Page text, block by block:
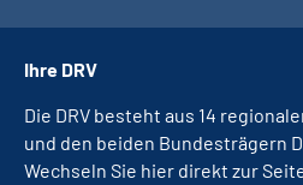
Ihre DRV
Die DRV besteht aus 14
und den beiden Bundesträgern
Wechseln Sie hier direkt zur